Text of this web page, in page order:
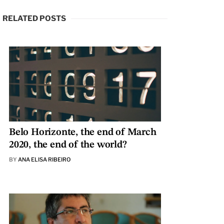
RELATED POSTS
Belo Horizonte, the end of March
2020, the end of the world?
BY ANA ELISA RIBEIRO